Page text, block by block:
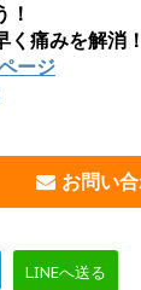
！
痛みを解消！
ージ
お問い合
LINEへ送る